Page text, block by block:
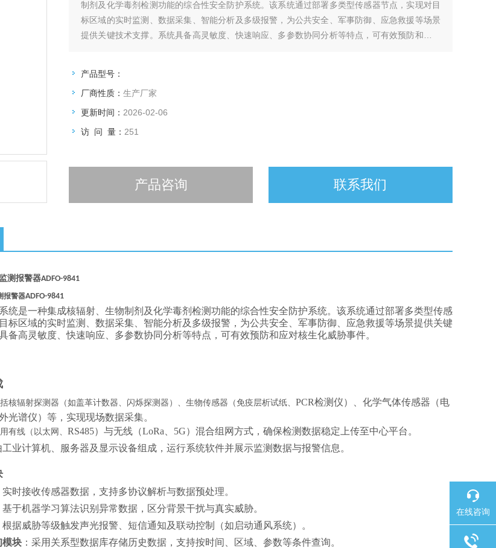
制剂及化学毒剂检测功能的综合性安全防护系统。该系统通过部署多类型传感器节点，实现对目
标区域的实时监测、数据采集、智能分析及多级报警，为公共安全、军事防御、应急救援等场景
提供关键技术支撑。系统具备高灵敏度、快速响应、多参数协同分析等特点，可有效预防和应对
产品型号：
厂商性质： 生产厂家
更新时间： 2026-02-06
访 问 量： 251
产品咨询 联系我们
测报警器ADFO-9841
报警器ADFO-9841
统是一种集成核辐射、生物制剂及化学毒剂检测功能的综合性安全防护系统。该系统通过部署多类型传感
标区域的实时监测、数据采集、智能分析及多级报警，为公共安全、军事防御、应急救援等场景提供关键
备高灵敏度、快速响应、多参数协同分析等特点，可有效预防和应对核生化威胁事件。
括核辐射探测器（如盖革计数器、闪烁探测器）、生物传感器（免疫层析试纸、 PCR检测仪）、化学气体传感器（电
光谱仪）等，实现现场数据采集。
用有线（以太网、 RS485）与无线（LoRa、5G）混合组网方式，确保检测数据稳定上传至中心平台。
工业计算机、服务器及显示设备组成，运行系统软件并展示监测数据与报警信息。
实时接收传感器数据，支持多协议解析与数据预处理。
基于机器学习算法识别异常数据，区分背景干扰与真实威胁。
根据威胁等级触发声光报警、短信通知及联动控制（如启动通风系统）。
模块 ：采用关系型数据库存储历史数据，支持按时间、区域、参数等条件查询。
在线咨询